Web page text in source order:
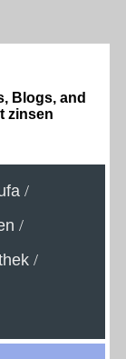
Blogs, and
zinsen
/
/
/